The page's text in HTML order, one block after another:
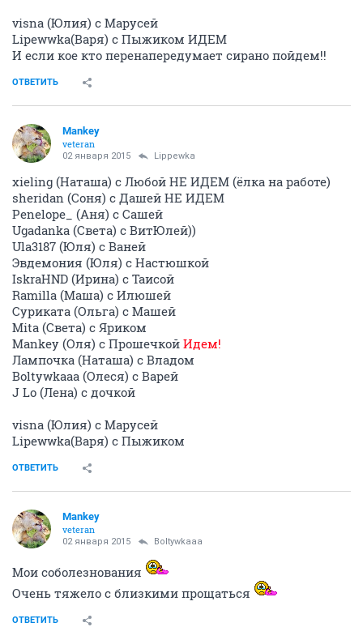
visna (Юлия) с Марусей
Lipewwka(Варя) с Пыжиком ИДЕМ
И если кое кто перенапередумает сирано пойдем!!
ОТВЕТИТЬ
Mankey
veteran
02 января 2015 Lippewka
xieling (Наташа) с Любой НЕ ИДЕМ (ёлка на работе)
sheridan (Соня) с Дашей НЕ ИДЕМ
Penelope_ (Аня) с Сашей
Ugadanka (Света) с ВитЮлей))
Ula3187 (Юля) с Ваней
Эвдемония (Юля) с Настюшкой
IskraHND (Ирина) с Таисой
Ramilla (Маша) с Илюшей
Суриката (Ольга) с Машей
Mita (Света) с Яриком
Mankey (Оля) с Прошечкой Идем!
Лампочка (Наташа) с Владом
Boltywkaaa (Олеся) с Варей
J Lo (Лена) с дочкой
visna (Юлия) с Марусей
Lipewwka(Варя) с Пыжиком
ОТВЕТИТЬ
Mankey
veteran
02 января 2015 Boltywkaaa
Мои соболезнования
Очень тяжело с близкими прощаться
ОТВЕТИТЬ